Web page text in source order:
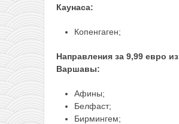
Каунаса:
Копенгаген;
Направления за 9,99 евро из
Варшавы:
Афины;
Белфаст;
Бирмингем;